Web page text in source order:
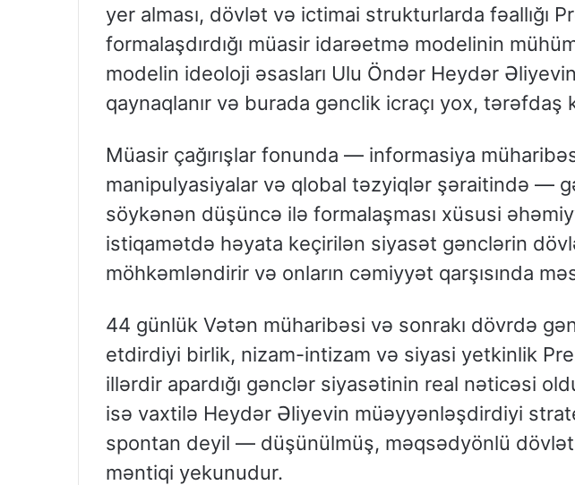
yer alması, dövlət və ictimai strukturlarda fəallığı
formalaşdırdığı müasir idarəetmə modelinin
modelin ideoloji əsasları Ulu Öndər Heydər
qaynaqlanır və burada gənclik icraçı yox, tərəfdaş
Müasir çağırışlar fonunda — informasiya
manipulyasiyalar və qlobal təzyiqlər şəraitində —
söykənən düşüncə ilə formalaşması xüsusi
istiqamətdə həyata keçirilən siyasət gənclərin
möhkəmləndirir və onların cəmiyyət qarşısında
44 günlük Vətən müharibəsi və sonrakı dövrdə
etdirdiyi birlik, nizam-intizam və siyasi yetkinlik
illərdir apardığı gənclər siyasətinin real nəticəsi
isə vaxtilə Heydər Əliyevin müəyyənləşdirdiyi
spontan deyil — düşünülmüş, məqsədyönlü dövlət
məntiqi yekunudur.